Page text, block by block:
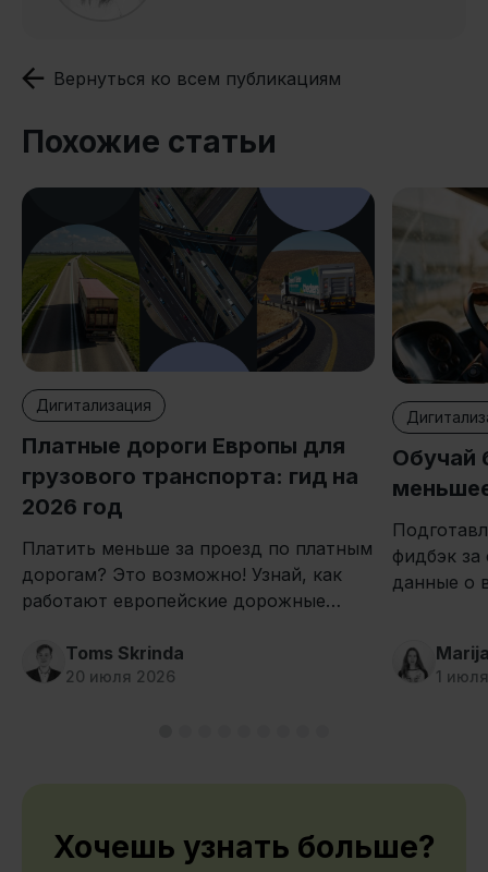
Вернуться ко всем публикациям
Похожие статьи
Дигитализация
Платные дороги Европы для
грузового транспорта: гид на
2026 год
Платить меньше за проезд по платным
дорогам? Это возможно! Узнай, как
работают европейские дорожные
сократить расходы.
Toms Skrinda
20 июля 2026
Обучай
фидбэк
данные о
1
Хочешь узнать больше?